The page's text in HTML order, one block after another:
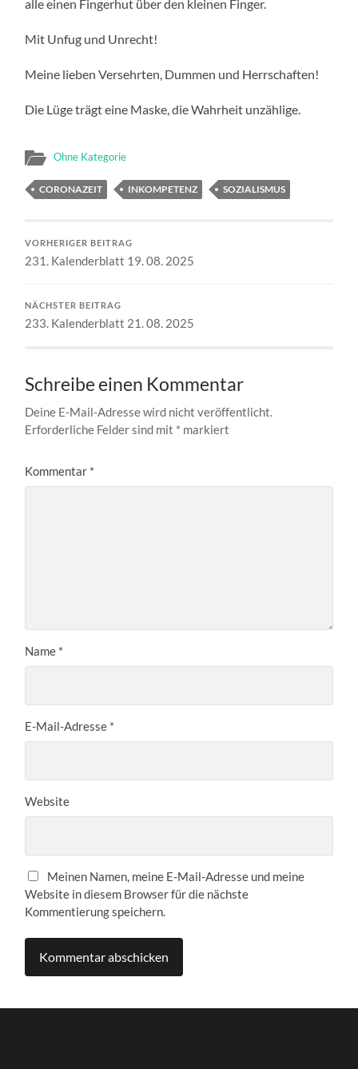
alle einen Fingerhut über den kleinen Finger.
Mit Unfug und Unrecht!
Meine lieben Versehrten, Dummen und Herrschaften!
Die Lüge trägt eine Maske, die Wahrheit unzählige.
Ohne Kategorie
CORONAZEIT INKOMPETENZ SOZIALISMUS
VORHERIGER BEITRAG
231. Kalenderblatt 19. 08. 2025
NÄCHSTER BEITRAG
233. Kalenderblatt 21. 08. 2025
Schreibe einen Kommentar
Deine E-Mail-Adresse wird nicht veröffentlicht.
Erforderliche Felder sind mit * markiert
Kommentar *
Name *
E-Mail-Adresse *
Website
Meinen Namen, meine E-Mail-Adresse und meine
Website in diesem Browser für die nächste
Kommentierung speichern.